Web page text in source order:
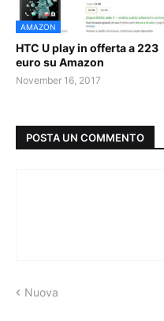
AMAZON
HTC U play in offerta a 223
euro su Amazon
November 16, 2017
POSTA UN COMMENTO
Nuova